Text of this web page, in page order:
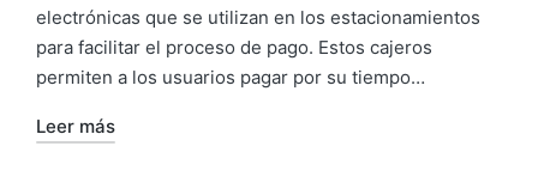
electrónicas que se utilizan en los estacionamientos
para facilitar el proceso de pago. Estos cajeros
permiten a los usuarios pagar por su tiempo…
Leer más